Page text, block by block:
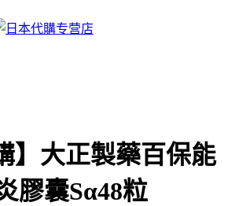
】大正製藥百保能
膠囊Sα48粒